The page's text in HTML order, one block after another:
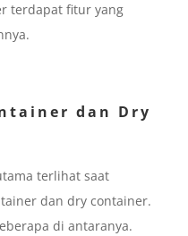
terdapat fitur yang
dan Dry
terlihat saat
dan dry container.
di antaranya.